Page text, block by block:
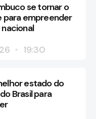
se tornar o
para empreender
19:30
estado do
Brasil para